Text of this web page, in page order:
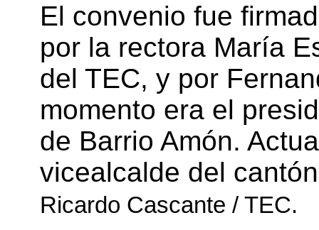
El convenio fue
por la rectora María
del TEC, y por
momento era el
de Barrio Amón.
vicealcalde del
Ricardo Cascante / TEC.